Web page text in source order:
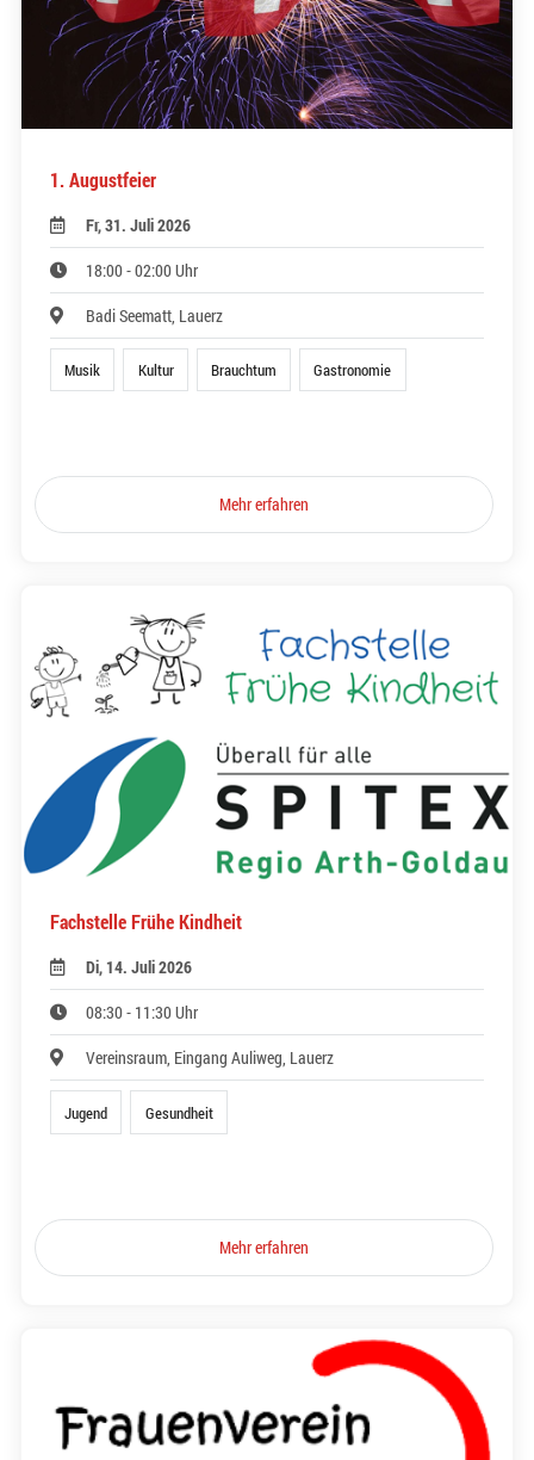
1. Augustfeier
Fr, 31. Juli 2026
18:00 - 02:00 Uhr
Badi Seematt, Lauerz
Musik Kultur Brauchtum Gastronomie
Mehr erfahren
Fachstelle Frühe Kindheit
Di, 14. Juli 2026
08:30 - 11:30 Uhr
Vereinsraum, Eingang Auliweg, Lauerz
Jugend Gesundheit
Mehr erfahren